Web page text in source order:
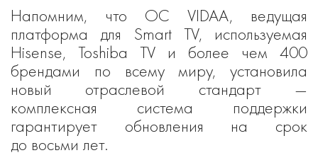
Напомним, что ОС VIDAA, ведущая
платформа для Smart TV, используемая
Hisense, Toshiba TV и более чем 400
брендами по всему миру, установила
новый отраслевой стандарт —
комплексная система поддержки
гарантирует обновления на срок
до восьми лет.